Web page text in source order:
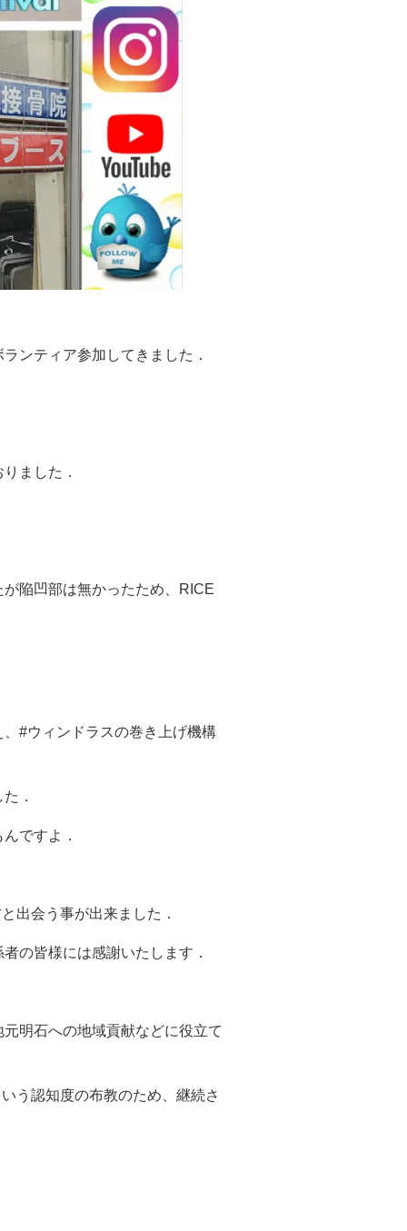
ンティア参加してきました．
ました．
陥凹部は無かったため、
RICE
#ウィンドラスの巻き上げ機構
．
ですよ．
出会う事が出来ました．
の皆様には感謝いたします．
明石への地域貢献などに役立て
う認知度の布教のため、継続さ